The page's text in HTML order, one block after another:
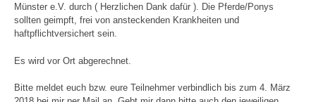
Münster e.V. durch ( Herzlichen Dank dafür ). Die Pferde/Ponys
sollten geimpft, frei von ansteckenden Krankheiten und
haftpflichtversichert sein.
Es wird vor Ort abgerechnet.
Bitte meldet euch bzw. eure Teilnehmer verbindlich bis zum 4. März